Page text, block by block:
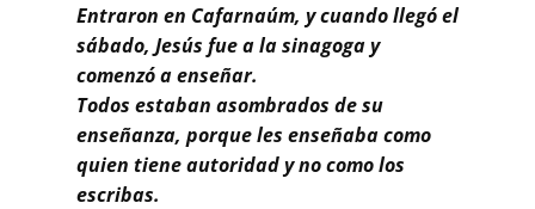
Contacto
Buscar
Entraron en Cafarnaúm, y cuando llegó el
sábado, Jesús fue a la sinagoga y
comenzó a enseñar.
Todos estaban asombrados de su
enseñanza, porque les enseñaba como
quien tiene autoridad y no como los
escribas.